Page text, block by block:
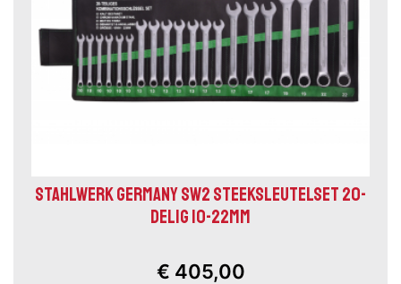
STAHLWERK GERMANY SW2 STEEKSLEUTELSET 20-
DELIG 10-22MM
€ 405,00